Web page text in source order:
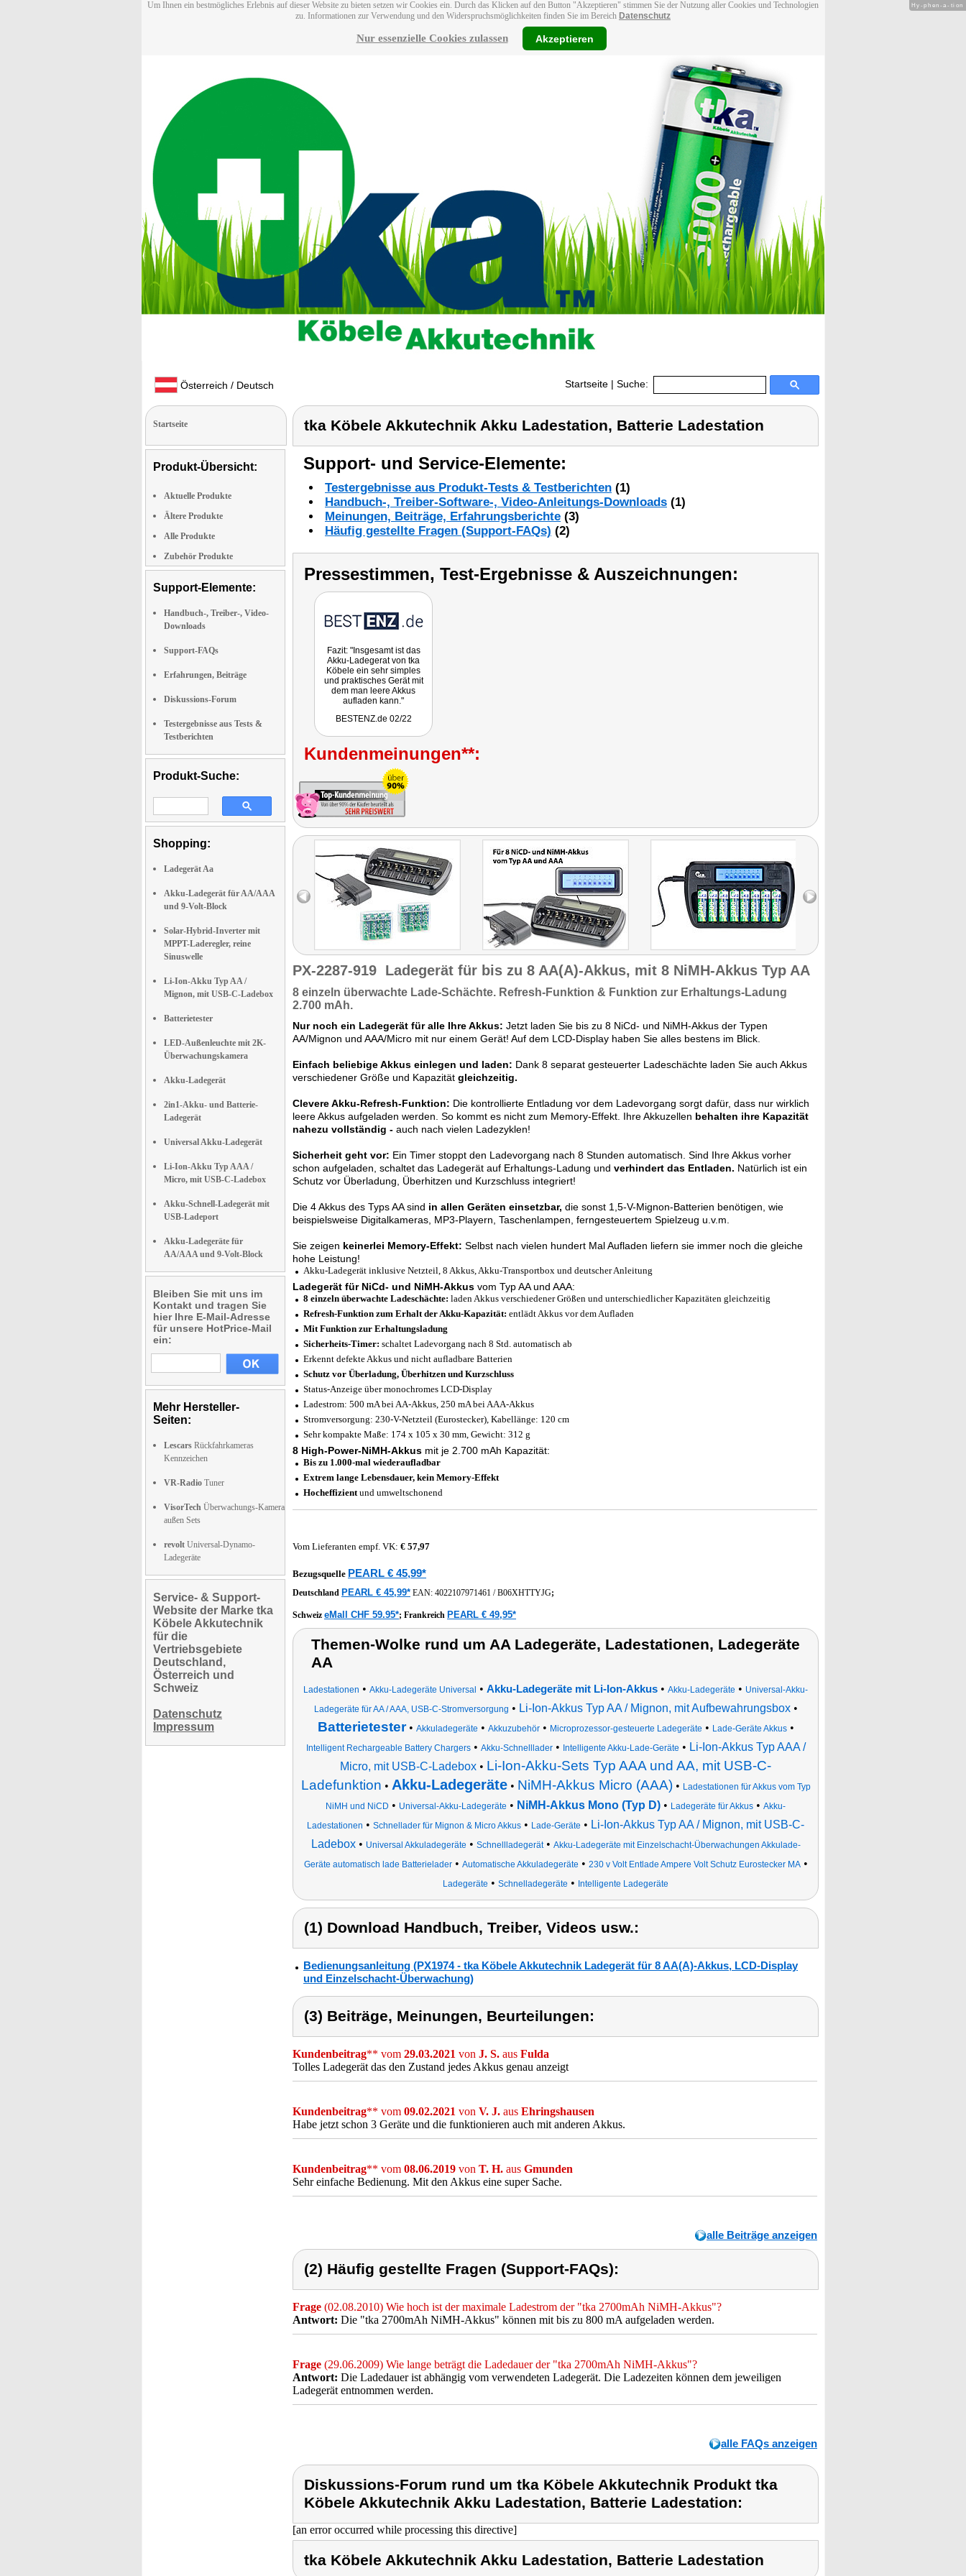
Um Ihnen ein bestmögliches Erlebnis auf dieser Website zu bieten setzen wir Cookies ein. Durch das Klicken auf den Button "Akzeptieren" stimmen Sie der Nutzung aller Cookies und Technologien
zu. Informationen zur Verwendung und den Widerspruchsmöglichkeiten finden Sie im Bereich Datenschutz
Nur essenzielle Cookies zulassen Akzeptieren
Österreich / Deutsch Startseite | Suche:
Startseite
Produkt-Übersicht:
Aktuelle Produkte
Ältere Produkte
Alle Produkte
Zubehör Produkte
Support-Elemente:
Handbuch-, Treiber-, Video-
Downloads
Support-FAQs
Erfahrungen, Beiträge
Diskussions-Forum
Testergebnisse aus Tests &
Testberichten
Produkt-Suche:
Shopping:
Ladegerät Aa
Akku-Ladegerät für AA/AAA
und 9-Volt-Block
Solar-Hybrid-Inverter mit
MPPT-Laderegler, reine
Sinuswelle
Li-Ion-Akku Typ AA /
Mignon, mit USB-C-Ladebox
Batterietester
LED-Außenleuchte mit 2K-
Überwachungskamera
Akku-Ladegerät
2in1-Akku- und Batterie-
Ladegerät
Universal Akku-Ladegerät
Li-Ion-Akku Typ AAA /
Micro, mit USB-C-Ladebox
Akku-Schnell-Ladegerät mit
USB-Ladeport
Akku-Ladegeräte für
AA/AAA und 9-Volt-Block
Bleiben Sie mit uns im
Kontakt und tragen Sie
hier Ihre E-Mail-Adresse
für unsere HotPrice-Mail
ein:
Mehr Hersteller-
Seiten:
Lescars Rückfahrkameras
Kennzeichen
VR-Radio Tuner
VisorTech Überwachungs-Kamera
außen Sets
revolt Universal-Dynamo-
Ladegeräte
Service- & Support-
Website der Marke tka
Köbele Akkutechnik
für die
Vertriebsgebiete
Deutschland,
Österreich und
Schweiz
Datenschutz
Impressum
tka Köbele Akkutechnik Akku Ladestation, Batterie Ladestation
Support- und Service-Elemente:
Testergebnisse aus Produkt-Tests & Testberichten (1)
Handbuch-, Treiber-Software-, Video-Anleitungs-Downloads (1)
Meinungen, Beiträge, Erfahrungsberichte (3)
Häufig gestellte Fragen (Support-FAQs) (2)
Pressestimmen, Test-Ergebnisse & Auszeichnungen:
Fazit: "Insgesamt ist das
Akku-Ladegerat von tka
Köbele ein sehr simples
und praktisches Gerät mit
dem man leere Akkus
aufladen kann."
BESTENZ.de 02/22
Kundenmeinungen**:
PX-2287-919 Ladegerät für bis zu 8 AA(A)-Akkus, mit 8 NiMH-Akkus Typ AA
8 einzeln überwachte Lade-Schächte. Refresh-Funktion & Funktion zur Erhaltungs-Ladung
2.700 mAh.
Nur noch ein Ladegerät für alle Ihre Akkus: Jetzt laden Sie bis zu 8 NiCd- und NiMH-Akkus der Typen
AA/Mignon und AAA/Micro mit nur einem Gerät! Auf dem LCD-Display haben Sie alles bestens im Blick.
Einfach beliebige Akkus einlegen und laden: Dank 8 separat gesteuerter Ladeschächte laden Sie auch Akkus
verschiedener Größe und Kapazität gleichzeitig.
Clevere Akku-Refresh-Funktion: Die kontrollierte Entladung vor dem Ladevorgang sorgt dafür, dass nur wirklich
leere Akkus aufgeladen werden. So kommt es nicht zum Memory-Effekt. Ihre Akkuzellen behalten ihre Kapazität
nahezu vollständig - auch nach vielen Ladezyklen!
Sicherheit geht vor: Ein Timer stoppt den Ladevorgang nach 8 Stunden automatisch. Sind Ihre Akkus vorher
schon aufgeladen, schaltet das Ladegerät auf Erhaltungs-Ladung und verhindert das Entladen. Natürlich ist ein
Schutz vor Überladung, Überhitzen und Kurzschluss integriert!
Die 4 Akkus des Typs AA sind in allen Geräten einsetzbar, die sonst 1,5-V-Mignon-Batterien benötigen, wie
beispielsweise Digitalkameras, MP3-Playern, Taschenlampen, ferngesteuertem Spielzeug u.v.m.
Sie zeigen keinerlei Memory-Effekt: Selbst nach vielen hundert Mal Aufladen liefern sie immer noch die gleiche
hohe Leistung!
Akku-Ladegerät inklusive Netzteil, 8 Akkus, Akku-Transportbox und deutscher Anleitung
Ladegerät für NiCd- und NiMH-Akkus vom Typ AA und AAA:
8 einzeln überwachte Ladeschächte: laden Akkus verschiedener Größen und unterschiedlicher Kapazitäten gleichzeitig
Refresh-Funktion zum Erhalt der Akku-Kapazität: entlädt Akkus vor dem Aufladen
Mit Funktion zur Erhaltungsladung
Sicherheits-Timer: schaltet Ladevorgang nach 8 Std. automatisch ab
Erkennt defekte Akkus und nicht aufladbare Batterien
Schutz vor Überladung, Überhitzen und Kurzschluss
Status-Anzeige über monochromes LCD-Display
Ladestrom: 500 mA bei AA-Akkus, 250 mA bei AAA-Akkus
Stromversorgung: 230-V-Netzteil (Eurostecker), Kabellänge: 120 cm
Sehr kompakte Maße: 174 x 105 x 30 mm, Gewicht: 312 g
8 High-Power-NiMH-Akkus mit je 2.700 mAh Kapazität:
Bis zu 1.000-mal wiederaufladbar
Extrem lange Lebensdauer, kein Memory-Effekt
Hocheffizientund umweltschonend
Vom Lieferanten empf. VK: € 57,97
Bezugsquelle PEARL € 45,99*
Deutschland PEARL € 45,99* EAN: 4022107971461 /B06XHTTYJG;
Schweiz eMall CHF 59.95*; Frankreich PEARL € 49,95*
Themen-Wolke rund um AA Ladegeräte, Ladestationen, Ladegeräte
AA
Ladestationen • Akku-Ladegeräte Universal • Akku-Ladegeräte mit Li-Ion-Akkus • Akku-Ladegeräte • Universal-Akku-
Ladegeräte für AA / AAA, USB-C-Stromversorgung • Li-Ion-Akkus Typ AA / Mignon, mit Aufbewahrungsbox•
Batterietester• Akkuladegeräte • Akkuzubehör• Microprozessor-gesteuerte Ladegeräte • Lade-Geräte Akkus•
Intelligent Rechargeable Battery Chargers• Akku-Schnelllader• Intelligente Akku-Lade-Geräte • Li-Ion-Akkus Typ AAA /
Micro, mit USB-C-Ladebox • Li-Ion-Akku-Sets Typ AAA und AA, mit USB-C-
Ladefunktion • Akku-Ladegeräte• NiMH-Akkus Micro (AAA)• Ladestationen für Akkus vom Typ
NiMH und NiCD • Universal-Akku-Ladegeräte • NiMH-Akkus Mono (Typ D) • Ladegeräte für Akkus • Akku-
Ladestationen • Schnellader für Mignon & Micro Akkus • Lade-Geräte • Li-Ion-Akkus Typ AA / Mignon, mit USB-C-
Ladebox• Universal Akkuladegeräte • Schnellladegerät• Akku-Ladegeräte mit Einzelschacht-Überwachungen Akkulade-
Geräte automatisch lade Batterielader• Automatische Akkuladegeräte • 230 v Volt Entlade Ampere Volt Schutz Eurostecker MA•
Ladegeräte • Schnelladegeräte • Intelligente Ladegeräte
(1) Download Handbuch, Treiber, Videos usw.:
Bedienungsanleitung (PX1974 - tka Köbele Akkutechnik Ladegerät für 8 AA(A)-Akkus, LCD-Display
und Einzelschacht-Überwachung)
(3) Beiträge, Meinungen, Beurteilungen:
Kundenbeitrag** vom 29.03.2021 von J. S. aus Fulda
Tolles Ladegerät das den Zustand jedes Akkus genau anzeigt
Kundenbeitrag** vom 09.02.2021 von V. J. aus Ehringshausen
Habe jetzt schon 3 Geräte und die funktionieren auch mit anderen Akkus.
Kundenbeitrag** vom 08.06.2019 von T. H. aus Gmunden
Sehr einfache Bedienung. Mit den Akkus eine super Sache.
alle Beiträge anzeigen
(2) Häufig gestellte Fragen (Support-FAQs):
Frage (02.08.2010) Wie hoch ist der maximale Ladestrom der "tka 2700mAh NiMH-Akkus"?
Antwort: Die "tka 2700mAh NiMH-Akkus" können mit bis zu 800 mA aufgeladen werden.
Frage (29.06.2009) Wie lange beträgt die Ladedauer der "tka 2700mAh NiMH-Akkus"?
Antwort: Die Ladedauer ist abhängig vom verwendeten Ladegerät. Die Ladezeiten können dem jeweiligen
Ladegerät entnommen werden.
alle FAQs anzeigen
Diskussions-Forum rund um tka Köbele Akkutechnik Produkt tka
Köbele Akkutechnik Akku Ladestation, Batterie Ladestation:
[an error occurred while processing this directive]
tka Köbele Akkutechnik Akku Ladestation, Batterie Ladestation
Hy-phen-a-tion